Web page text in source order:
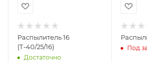
Распылитель 16
(Т-40/25/16)
Достаточно
Под